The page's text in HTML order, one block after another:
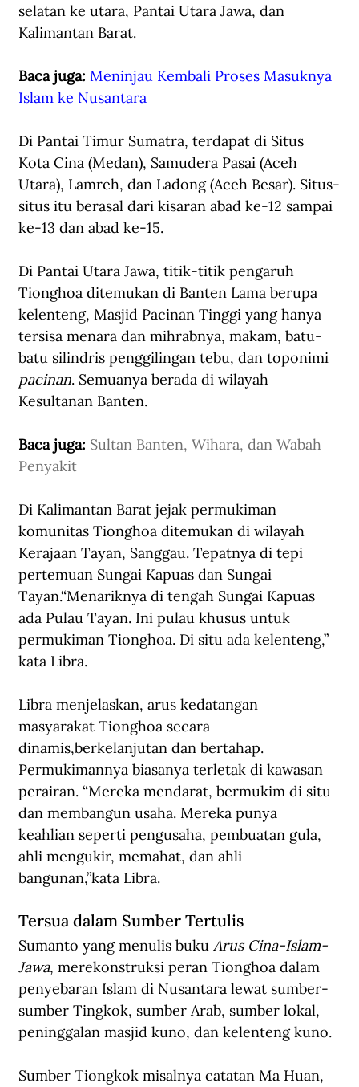
selatan ke utara, Pantai Utara Jawa, dan
Kalimantan Barat.
Baca juga: Meninjau Kembali Proses Masuknya
Islam ke Nusantara
Di Pantai Timur Sumatra, terdapat di Situs
Kota Cina (Medan), Samudera Pasai (Aceh
Utara), Lamreh, dan Ladong (Aceh Besar). Situs-
situs itu berasal dari kisaran abad ke-12 sampai
ke-13 dan abad ke-15.
Di Pantai Utara Jawa, titik-titik pengaruh
Tionghoa ditemukan di Banten Lama berupa
kelenteng, Masjid Pacinan Tinggi yang hanya
tersisa menara dan mihrabnya, makam, batu-
batu silindris penggilingan tebu, dan toponimi
pacinan. Semuanya berada di wilayah
Kesultanan Banten.
Baca juga: Sultan Banten, Wihara, dan Wabah
Penyakit
Di Kalimantan Barat jejak permukiman
komunitas Tionghoa ditemukan di wilayah
Kerajaan Tayan, Sanggau. Tepatnya di tepi
pertemuan Sungai Kapuas dan Sungai
Tayan.“Menariknya di tengah Sungai Kapuas
ada Pulau Tayan. Ini pulau khusus untuk
permukiman Tionghoa. Di situ ada kelenteng,”
kata Libra.
Libra menjelaskan, arus kedatangan
masyarakat Tionghoa secara
dinamis,berkelanjutan dan bertahap.
Permukimannya biasanya terletak di kawasan
perairan. “Mereka mendarat, bermukim di situ
dan membangun usaha. Mereka punya
keahlian seperti pengusaha, pembuatan gula,
ahli mengukir, memahat, dan ahli
bangunan,”kata Libra.
Tersua dalam Sumber Tertulis
Sumanto yang menulis buku Arus Cina-Islam-
Jawa, merekonstruksi peran Tionghoa dalam
penyebaran Islam di Nusantara lewat sumber-
sumber Tingkok, sumber Arab, sumber lokal,
peninggalan masjid kuno, dan kelenteng kuno.
Sumber Tiongkok misalnya catatan Ma Huan,